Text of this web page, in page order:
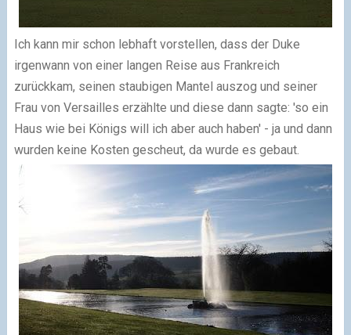
Ich kann mir schon lebhaft vorstellen, dass der Duke
irgenwann von einer langen Reise aus Frankreich
zurückkam, seinen staubigen Mantel auszog und seiner
Frau von Versailles erzählte und diese dann sagte: 'so ein
Haus wie bei Königs will ich aber auch haben' - ja und dann
wurden keine Kosten gescheut, da wurde es gebaut.